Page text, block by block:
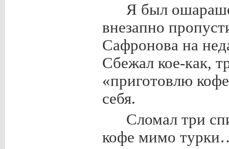
Я был
внезапно
Сафронова на
Сбежал кое-как,
«приготовлю
себя.
Сломал три
кофе мимо